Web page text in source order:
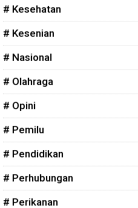
# Kesehatan
# Kesenian
# Nasional
# Olahraga
# Opini
# Pemilu
# Pendidikan
# Perhubungan
# Perikanan